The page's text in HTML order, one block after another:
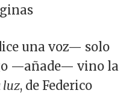
una voz— solo
—añade— vino la
luz, de Federico